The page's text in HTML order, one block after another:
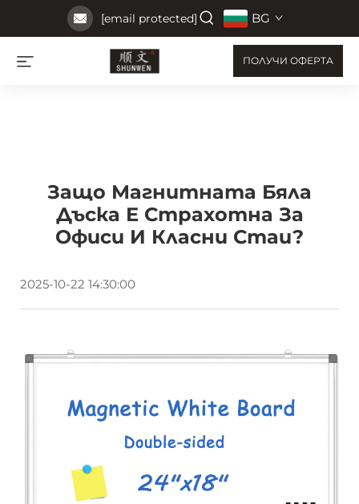
[email protected] BG
ПОЛУЧИ ОФЕРТА
Защо Магнитната Бяла
Дъска Е Страхотна За
Офиси И Класни Стаи?
2025-10-22 14:30:00